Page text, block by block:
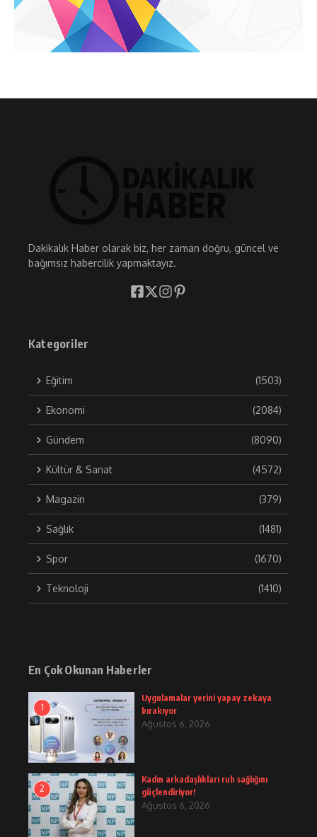
Dakikalık Haber olarak biz, her zaman doğru, güncel ve
bağımsız habercilik yapmaktayız.
Kategoriler
Eğitim (1503)
Ekonomi (2084)
Gündem (8090)
Kültür & Sanat (4572)
Magazin (379)
Sağlık (1481)
Spor (1670)
Teknoloji (1410)
En Çok Okunan Haberler
1
Uygulamalar yerini yapay zekaya
bırakıyor
Ağustos 6, 2026
2
Kadın arkadaşlıkları ruh sağlığını
güçlendiriyor!
Ağustos 6, 2026